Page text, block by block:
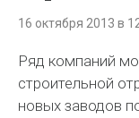
16 октября 2013 в
Ряд компаний
строительной
новых заводов